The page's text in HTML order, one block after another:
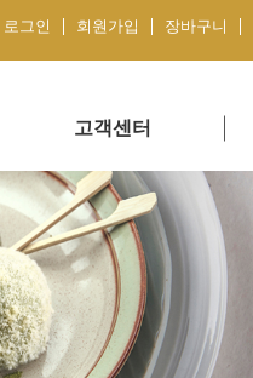
로그인 회원가입 장바구니
고객센터